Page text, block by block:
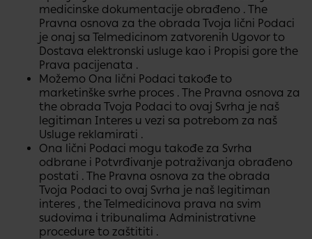
medicinske dokumentacije obrađeno . The
Pravna osnova za the obrada Tvoja lični Podaci
je onaj sa Telmedicinom zatvorenih Ugovor to
Dostava elektronski usluge kao i Propisi gore the
Prava pacijenata .​
Možemo​ Ona lični Podaci takođe to
marketinške svrhe proces . The Pravna osnova za
the obrada Tvoja Podaci to ovaj Svrha je naš
legitiman Interes u vezi sa potrebom za naš
Usluge reklamirati .
Ona lični Podaci mogu takođe za Svrha
odbrane​ i Potvrđivanje potraživanja obrađeno
postati . The Pravna osnova za the obrada
Tvoja Podaci to ovaj Svrha je naš legitiman
interes , the Telmedicinova prava na svim
sudovima i tribunalima Administrativne
procedure to zaštititi .